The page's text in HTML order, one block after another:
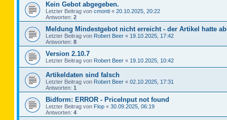
Kein Gebot abgegeben.
Letzter Beitrag von cmonti « 20.10.2025, 20:22
Antworten: 2
Meldung Mindestgebot nicht erreicht - der Artikel hatte
Letzter Beitrag von Robert Beer « 19.10.2025, 17:42
Antworten: 8
Version 2.10.7
Letzter Beitrag von Robert Beer « 19.10.2025, 10:42
Artikeldaten sind falsch
Letzter Beitrag von Robert Beer « 02.10.2025, 17:31
Antworten: 1
Bidform: ERROR - PriceInput not found
Letzter Beitrag von Flop « 30.09.2025, 06:19
Antworten: 4